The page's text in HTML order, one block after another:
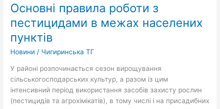
Основні правила роботи з
пестицидами в межах населених
пунктів
Новини / Чигиринська ТГ
У районі розпочинається сезон вирощування
сільськогосподарських культур, а разом із цим
інтенсивний період використання засобів захисту рослин
(пестицидів та агрохімікатів), в тому числі і на присадибних
роботи
пестицидами
в
межах
пунктів